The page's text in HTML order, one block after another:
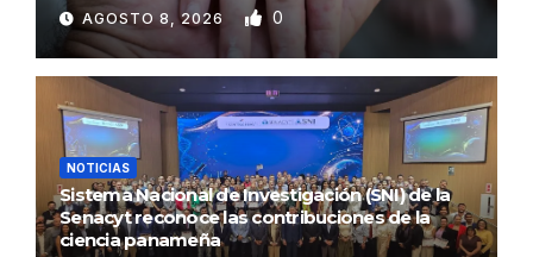
AGOSTO 8, 2026 0
NOTICIAS
Sistema Nacional de Investigación (SNI) de la
Senacyt reconoce las contribuciones de la
ciencia panameña